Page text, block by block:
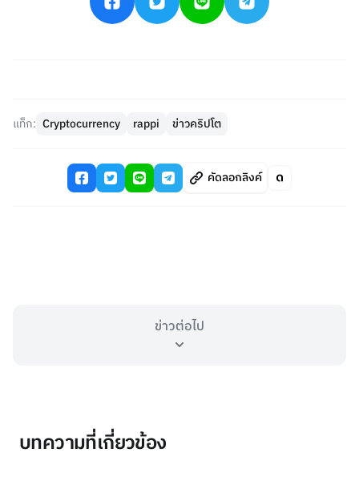
แท็ก: Cryptocurrency rappi ข่าวคริปโต
คัดลอกลิงค์
ข่าวต่อไป
บทความที่เกี่ยวข้อง